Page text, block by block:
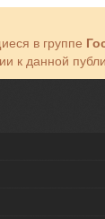
в группе
к данной